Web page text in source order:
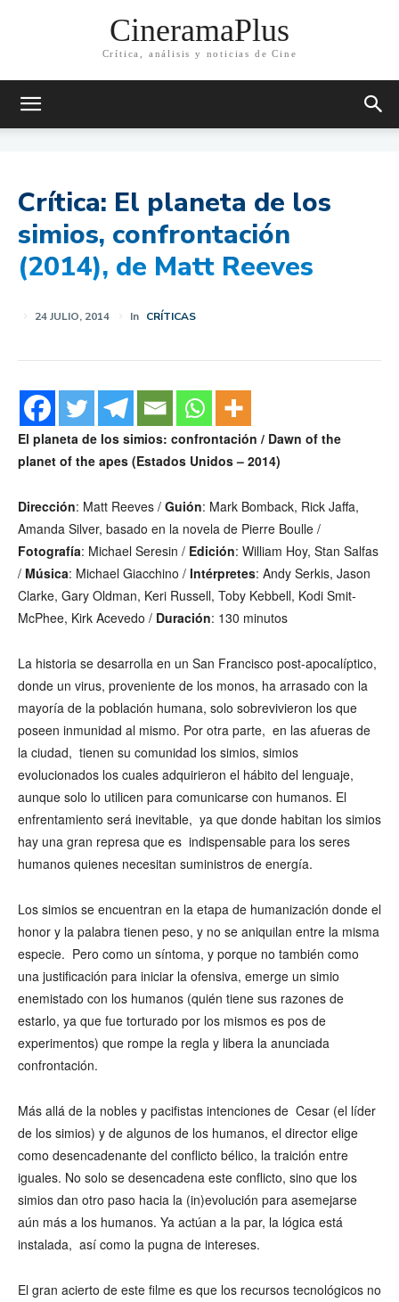
CineramaPlus
Crítica, análisis y noticias de Cine
Crítica: El planeta de los
simios, confrontación
(2014), de Matt Reeves
24 JULIO, 2014 In CRÍTICAS
El planeta de los simios: confrontación / Dawn of the
planet of the apes (Estados Unidos – 2014)
Dirección: Matt Reeves / Guión: Mark Bomback, Rick Jaffa,
Amanda Silver, basado en la novela de Pierre Boulle /
Fotografía: Michael Seresin / Edición: William Hoy, Stan Salfas
/ Música: Michael Giacchino / Intérpretes: Andy Serkis, Jason
Clarke, Gary Oldman, Keri Russell, Toby Kebbell, Kodi Smit-
McPhee, Kirk Acevedo / Duración: 130 minutos
La historia se desarrolla en un San Francisco post-apocalíptico,
donde un virus, proveniente de los monos, ha arrasado con la
mayoría de la población humana, solo sobrevivieron los que
poseen inmunidad al mismo. Por otra parte, en las afueras de
la ciudad, tienen su comunidad los simios, simios
evolucionados los cuales adquirieron el hábito del lenguaje,
aunque solo lo utilicen para comunicarse con humanos. El
enfrentamiento será inevitable, ya que donde habitan los simios
hay una gran represa que es indispensable para los seres
humanos quienes necesitan suministros de energía.
Los simios se encuentran en la etapa de humanización donde el
honor y la palabra tienen peso, y no se aniquilan entre la misma
especie. Pero como un síntoma, y porque no también como
una justificación para iniciar la ofensiva, emerge un simio
enemistado con los humanos (quién tiene sus razones de
estarlo, ya que fue torturado por los mismos es pos de
experimentos) que rompe la regla y libera la anunciada
confrontación.
Más allá de la nobles y pacifistas intenciones de Cesar (el líder
de los simios) y de algunos de los humanos, el director elige
como desencadenante del conflicto bélico, la traición entre
iguales. No solo se desencadena este conflicto, sino que los
simios dan otro paso hacia la (in)evolución para asemejarse
aún más a los humanos. Ya actúan a la par, la lógica está
instalada, así como la pugna de intereses.
El gran acierto de este filme es que los recursos tecnológicos no